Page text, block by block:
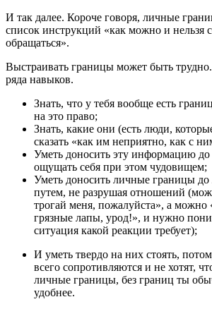
И так далее. Короче говоря, личные
список инструкций «как можно и нельзя
обращаться».
Выстраивать границы может быть
ряда навыков.
Знать, что у тебя вообще есть
на это право;
Знать, какие они (есть люди,
сказать «как им неприятно, как с
Уметь доносить эту информацию
ощущать себя при этом чудовищем;
Уметь доносить личные границы
путем, не разрушая отношений
трогай меня, пожалуйста», а можно
грязные лапы, урод!», и нужно
ситуация какой реакции требует);
И уметь твердо на них стоять,
всего сопротивляются и не хотят,
личные границы, без границ ты
удобнее.